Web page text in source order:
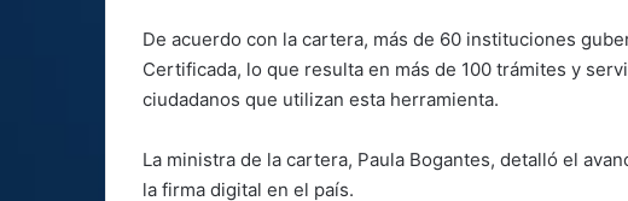
De acuerdo con la cartera, más de 60 instituciones
Certificada, lo que resulta en más de 100 trámites y
ciudadanos que utilizan esta herramienta.
La ministra de la cartera, Paula Bogantes, detalló el
la firma digital en el país.